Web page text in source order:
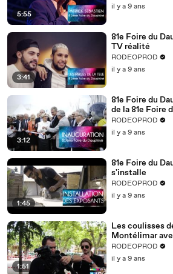
5:55
il y a 9 ans
3:41
81e Foire du
TV réalité
RODEOPROD
il y a 9 ans
3:12
81e Foire du
de la 81e Foire
RODEOPROD
il y a 9 ans
1:45
81e Foire du
s'installe
RODEOPROD
il y a 9 ans
1:51
Les coulisses
Montélimar
RODEOPROD
il y a 9 ans